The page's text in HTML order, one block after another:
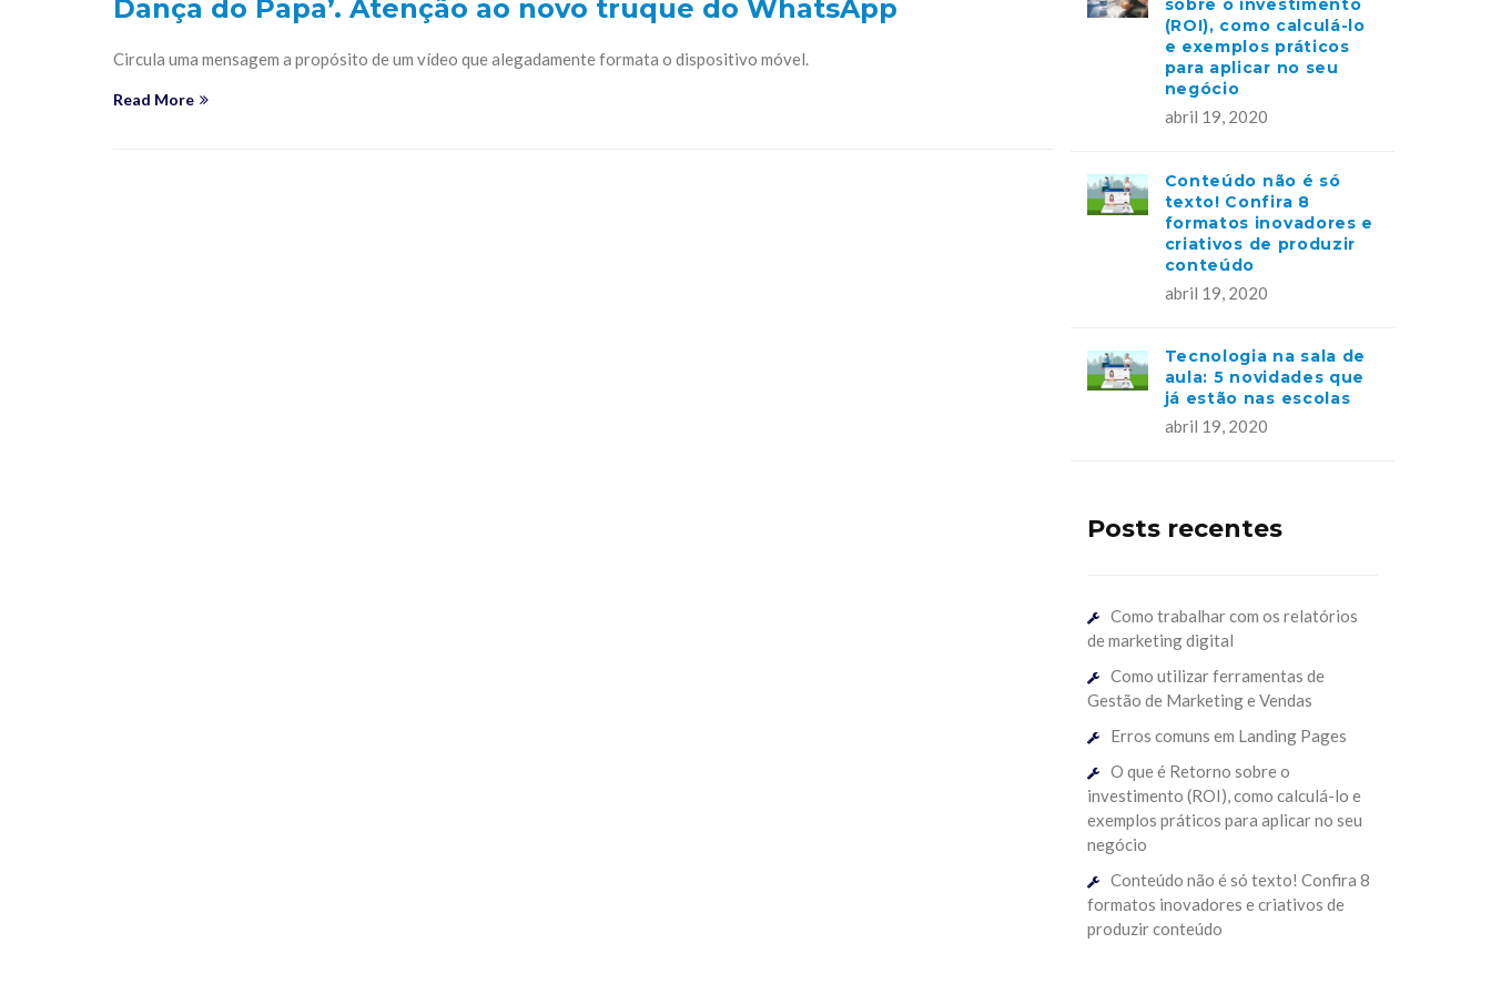
Dança do Papa’. Atenção ao novo truque do WhatsApp
Circula uma mensagem a propósito de um vídeo que alegadamente formata o dispositivo móvel.
Read More
sobre o investimento
(ROI), como calculá-lo
e exemplos práticos
para aplicar no seu
negócio
abril 19, 2020
Conteúdo não é só
texto! Confira 8
formatos inovadores e
criativos de produzir
conteúdo
abril 19, 2020
Tecnologia na sala de
aula: 5 novidades que
já estão nas escolas
abril 19, 2020
Posts recentes
Como trabalhar com os relatórios
de marketing digital
Como utilizar ferramentas de
Gestão de Marketing e Vendas
Erros comuns em Landing Pages
O que é Retorno sobre o
investimento (ROI), como calculá-lo e
exemplos práticos para aplicar no seu
negócio
Conteúdo não é só texto! Confira 8
formatos inovadores e criativos de
produzir conteúdo